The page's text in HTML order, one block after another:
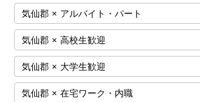
気仙郡 × アルバイト・パート
気仙郡 × 高校生歓迎
気仙郡 × 大学生歓迎
気仙郡 × 在宅ワーク・内職